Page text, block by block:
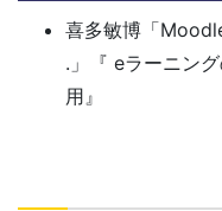
喜多敏博「
.」『 eラーニン
用』